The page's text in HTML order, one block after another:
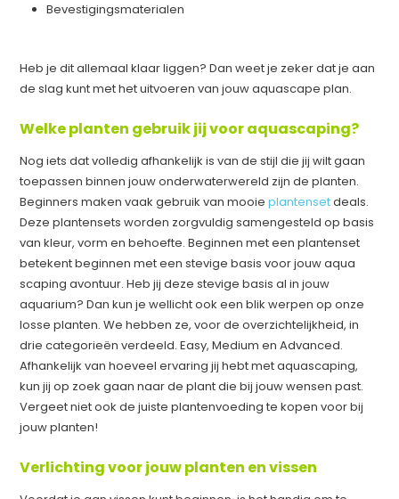
Bevestigingsmaterialen
Heb je dit allemaal klaar liggen? Dan weet je zeker dat je aan
de slag kunt met het uitvoeren van jouw aquascape plan.
Welke planten gebruik jij voor aquascaping?
Nog iets dat volledig afhankelijk is van de stijl die jij wilt gaan
toepassen binnen jouw onderwaterwereld zijn de planten.
Beginners maken vaak gebruik van mooieplantensetdeals.
Deze plantensets worden zorgvuldig samengesteld op basis
van kleur, vorm en behoefte. Beginnen met een plantenset
betekent beginnen met een stevige basis voor jouw aqua
scaping avontuur. Heb jij deze stevige basis al in jouw
aquarium? Dan kun je wellicht ook een blik werpen op onze
losse planten. We hebben ze, voor de overzichtelijkheid, in
drie categorieën verdeeld. Easy, Medium en Advanced.
Afhankelijk van hoeveel ervaring jij hebt met aquascaping,
kun jij op zoek gaan naar de plant die bij jouw wensen past.
Vergeet niet ook de juiste plantenvoeding te kopen voor bij
jouw planten!
Verlichting voor jouw planten en vissen